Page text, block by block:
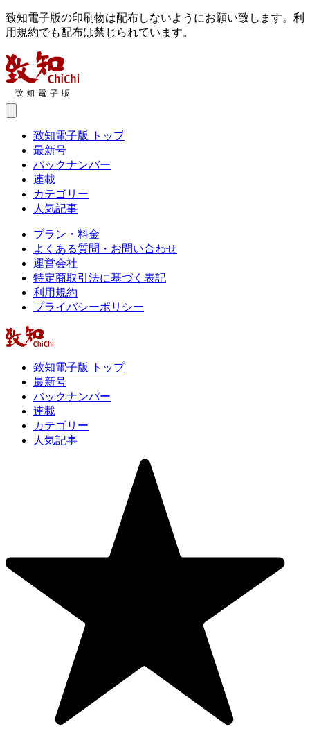
致知電子版の印刷物は配布しないようにお願い致します。利
用規約でも配布は禁じられています。
致知電子版 トップ
最新号
バックナンバー
連載
カテゴリー
人気記事
プラン・料金
よくある質問・お問い合わせ
運営会社
特定商取引法に基づく表記
利用規約
プライバシーポリシー
致知電子版 トップ
最新号
バックナンバー
連載
カテゴリー
人気記事